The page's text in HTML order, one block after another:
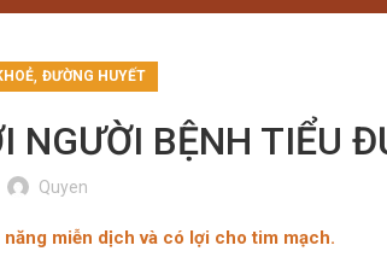
, ĐƯỜNG HUYẾT
NGƯỜI BỆNH TIỂU
Quyen
miễn dịch và có lợi cho tim mạch.